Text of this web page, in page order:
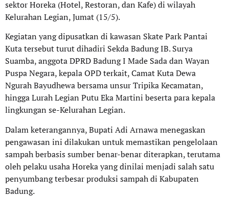
sektor Horeka (Hotel, Restoran, dan Kafe) di wilayah
Kelurahan Legian, Jumat (15/5).
Kegiatan yang dipusatkan di kawasan Skate Park Pantai
Kuta tersebut turut dihadiri Sekda Badung IB. Surya
Suamba, anggota DPRD Badung I Made Sada dan Wayan
Puspa Negara, kepala OPD terkait, Camat Kuta Dewa
Ngurah Bayudhewa bersama unsur Tripika Kecamatan,
hingga Lurah Legian Putu Eka Martini beserta para kepala
lingkungan se-Kelurahan Legian.
Dalam keterangannya, Bupati Adi Arnawa menegaskan
pengawasan ini dilakukan untuk memastikan pengelolaan
sampah berbasis sumber benar-benar diterapkan, terutama
oleh pelaku usaha Horeka yang dinilai menjadi salah satu
penyumbang terbesar produksi sampah di Kabupaten
Badung.